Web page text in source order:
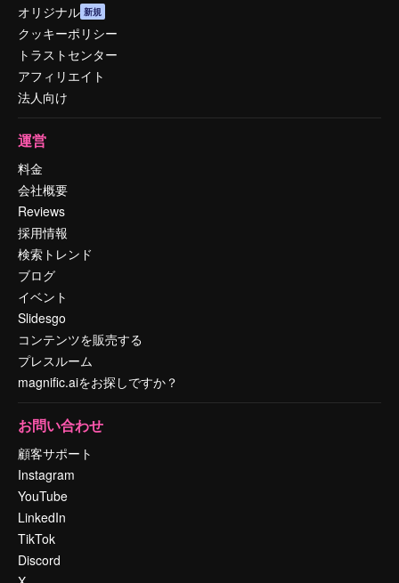
オリジナル 新規
クッキーポリシー
トラストセンター
アフィリエイト
法人向け
運営
料金
会社概要
Reviews
採用情報
検索トレンド
ブログ
イベント
Slidesgo
コンテンツを販売する
プレスルーム
magnific.aiをお探しですか？
お問い合わせ
顧客サポート
Instagram
YouTube
LinkedIn
TikTok
Discord